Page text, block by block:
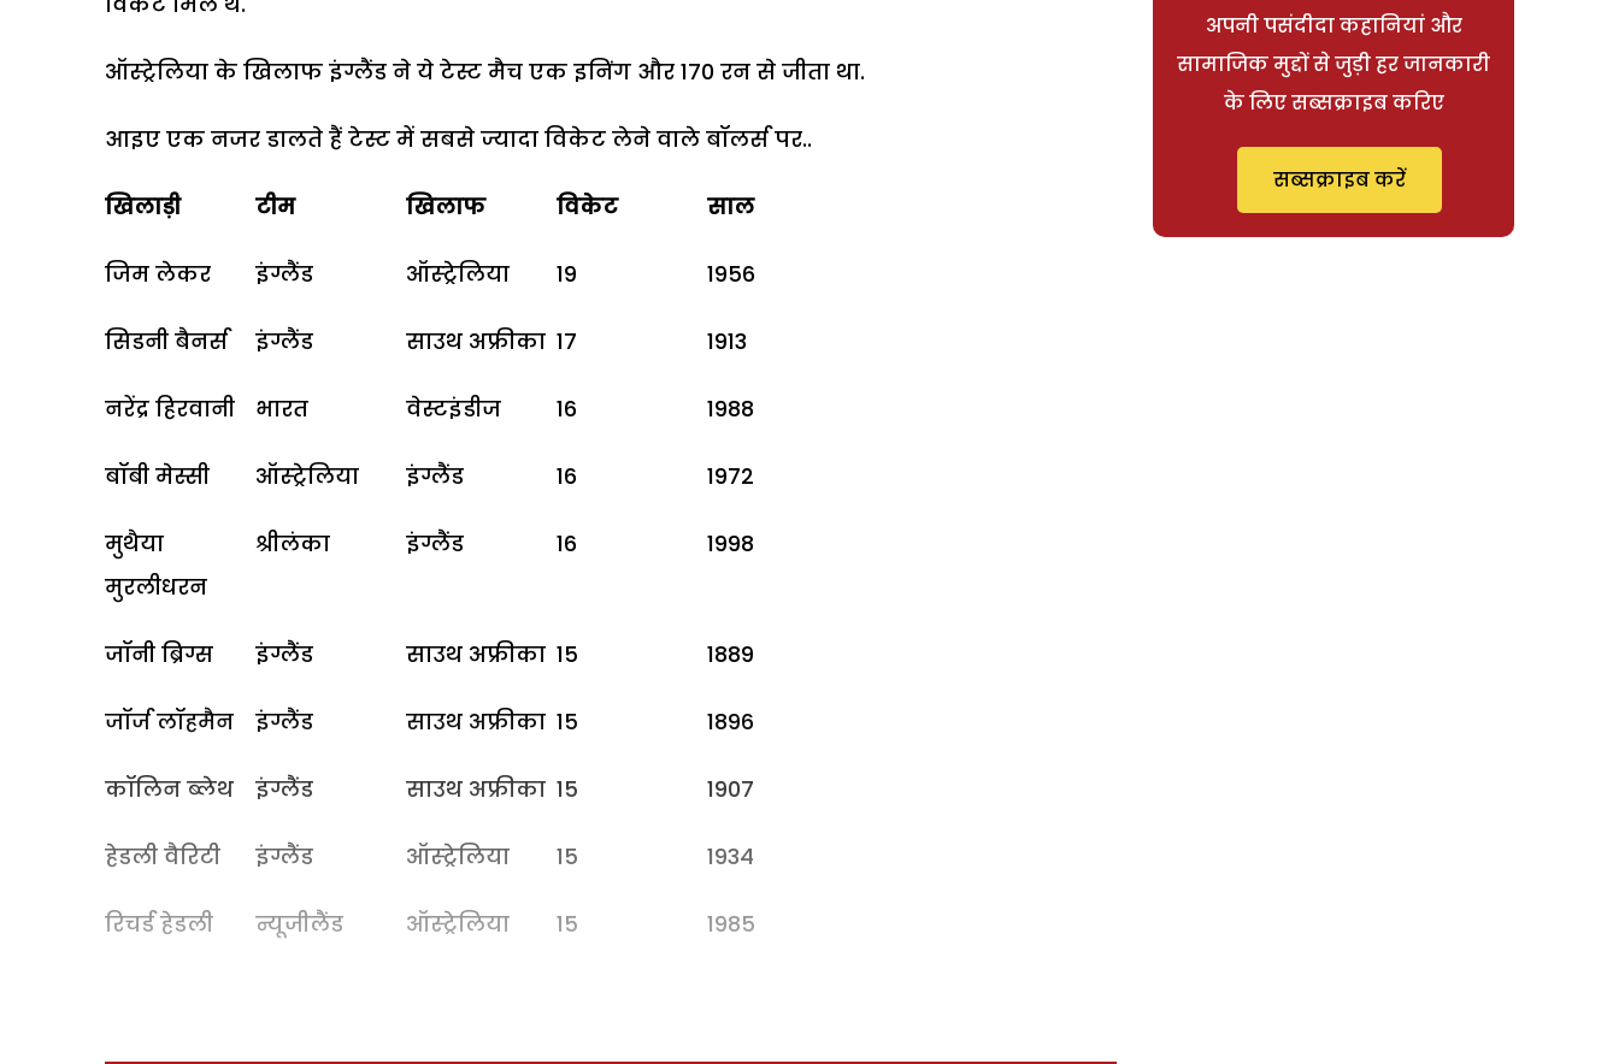
ऑस्ट्रेलिया के खिलाफ इंग्लैंड ने ये टेस्ट मैच एक इनिंग और 170 रन से जीता था.
आइए एक नजर डालते हैं टेस्ट में सबसे ज्यादा विकेट लेने वाले बॉलर्स पर..
खिलाड़ी टीम खिलाफ विकेट साल
जिम लेकर इंग्लैंड ऑस्ट्रेलिया 19 1956
सिडनी बैनर्स इंग्लैंड साउथ अफ्रीका 17 1913
नरेंद्र हिरवानी भारत वेस्टइंडीज 16 1988
बॉबी मेस्सी ऑस्ट्रेलिया इंग्लैंड 16 1972
मुथैया
मुरलीधरन
श्रीलंका इंग्लैंड 16 1998
जॉनी ब्रिग्स इंग्लैंड साउथ अफ्रीका 15 1889
जॉर्ज लॉहमैन इंग्लैंड साउथ अफ्रीका 15 1896
कॉलिन ब्लेथ इंग्लैंड साउथ अफ्रीका 15 1907
हेडली वैरिटी इंग्लैंड ऑस्ट्रेलिया 15 1934
रिचर्ड हेडली न्यूजीलैंड ऑस्ट्रेलिया 15 1985
अपनी पसंदीदा कहानियां और
सामाजिक मुद्दों से जुड़ी हर जानकारी
के लिए सब्सक्राइब करिए
सब्सक्राइब करें